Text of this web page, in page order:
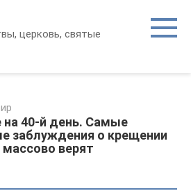
церковь, святые
на 40-й день. Самые
заблуждения о крещении
верят